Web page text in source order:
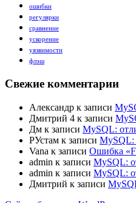
ошибки
регулярки
сравнение
ускорение
уязвимости
флэш
Свежие комментарии
Александр к записи
Дмитрий 4 к записи
Дм к записи MySQL:
РУстам к записи MySQL:
Vana к записи Ошибка
admin к записи MySQL:
admin к записи MySQL:
Дмитрий к записи